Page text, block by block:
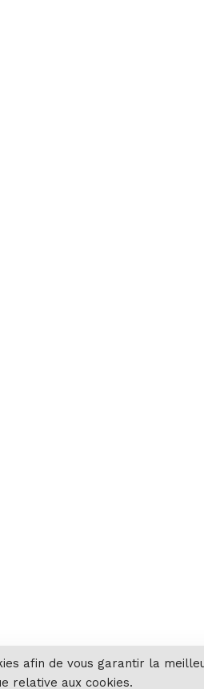
afin de vous garantir la
relative aux cookies.